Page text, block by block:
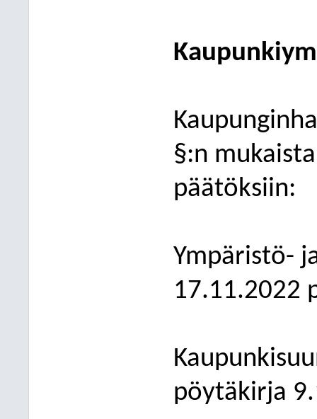
K
§:n
päätöksiin:
Ympäristö-
17.11.2022
pöytäkirja